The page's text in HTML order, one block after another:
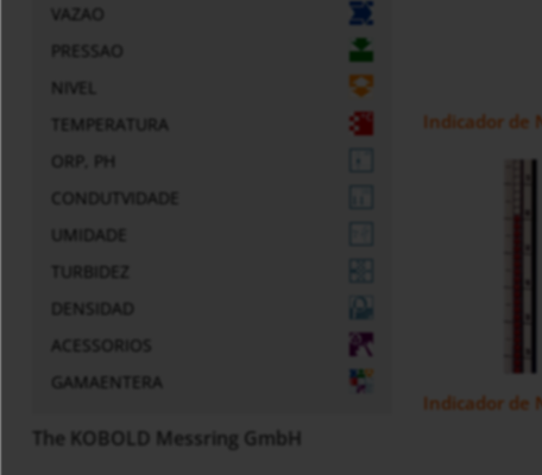
VAZAO
PRESSAO
NIVEL
TEMPERATURA
ORP, PH
CONDUTVIDADE
UMIDADE
TURBIDEZ
DENSIDAD
ACESSORIOS
GAMAENTERA
The KOBOLD Messring GmbH
Indicador de
Indicador de